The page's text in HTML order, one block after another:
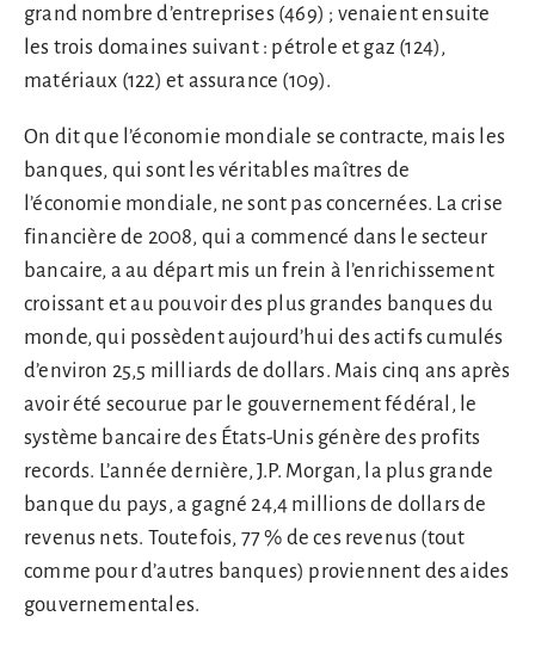
grand nombre d’entreprises (469) ; venaient ensuite
les trois domaines suivant : pétrole et gaz (124),
matériaux (122) et assurance (109).
On dit que l’économie mondiale se contracte, mais les
banques, qui sont les véritables maîtres de
l’économie mondiale, ne sont pas concernées. La crise
financière de 2008, qui a commencé dans le secteur
bancaire, a au départ mis un frein à l’enrichissement
croissant et au pouvoir des plus grandes banques du
monde, qui possèdent aujourd’hui des actifs cumulés
d’environ 25,5 milliards de dollars. Mais cinq ans après
avoir été secourue par le gouvernement fédéral, le
système bancaire des États-Unis génère des profits
records. L’année dernière, J.P. Morgan, la plus grande
banque du pays, a gagné 24,4 millions de dollars de
revenus nets. Toutefois, 77 % de ces revenus (tout
comme pour d’autres banques) proviennent des aides
gouvernementales.